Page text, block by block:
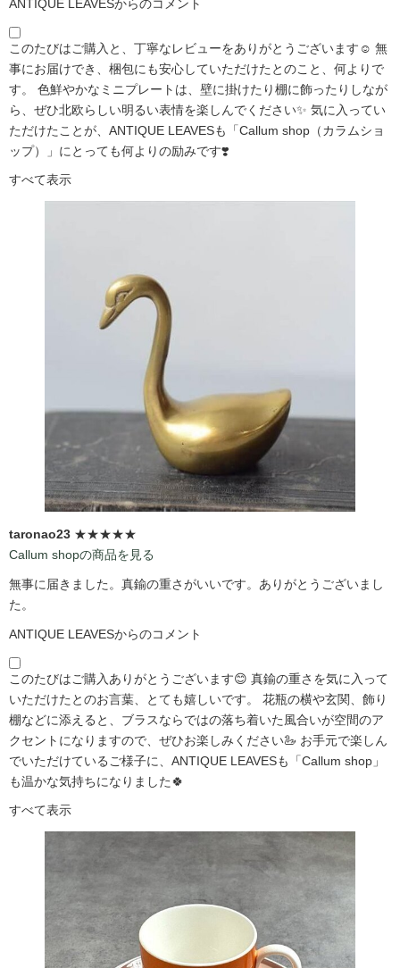
ANTIQUE LEAVESからのコメント
このたびはご購入と、丁寧なレビューをありがとうございます☺️ 無
事にお届けでき、梱包にも安心していただけたとのこと、何よりで
す。 色鮮やかなミニプレートは、壁に掛けたり棚に飾ったりしなが
ら、ぜひ北欧らしい明るい表情を楽しんでください✨ 気に入ってい
ただけたことが、ANTIQUE LEAVESも「Callum shop（カラムショ
ップ）」にとっても何よりの励みです❣️
すべて表示
taronao23 ★★★★★
Callum shopの商品を見る
無事に届きました。真鍮の重さがいいです。ありがとうございまし
た。
ANTIQUE LEAVESからのコメント
このたびはご購入ありがとうございます😊 真鍮の重さを気に入って
いただけたとのお言葉、とても嬉しいです。 花瓶の横や玄関、飾り
棚などに添えると、ブラスならではの落ち着いた風合いが空間のア
クセントになりますので、ぜひお楽しみください🦢 お手元で楽しん
でいただけているご様子に、ANTIQUE LEAVESも「Callum shop」
も温かな気持ちになりました🍀
すべて表示